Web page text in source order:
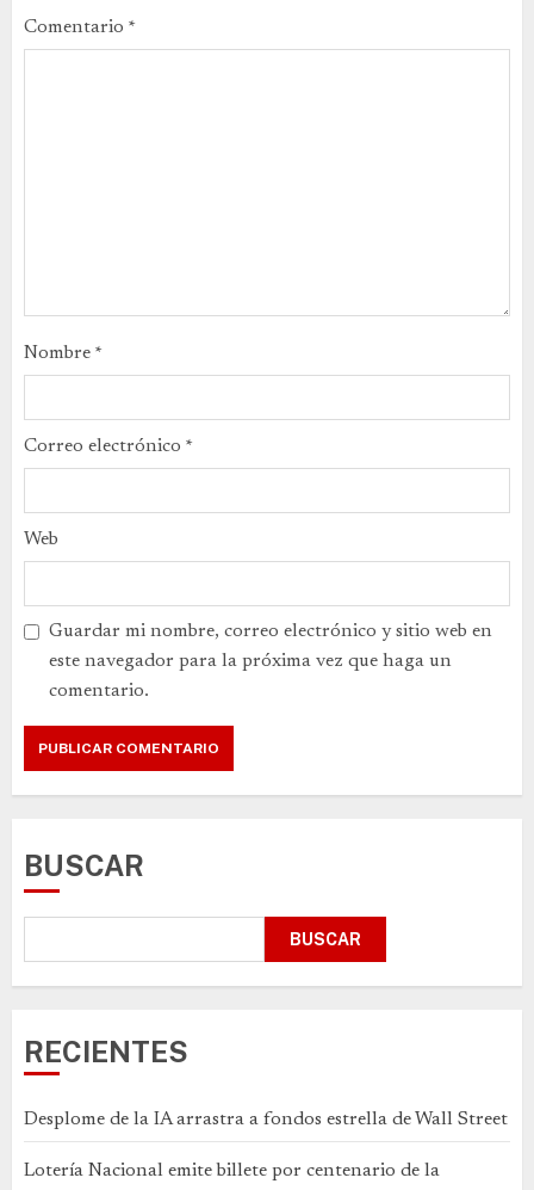
Comentario *
Nombre *
Correo electrónico *
Web
Guardar mi nombre, correo electrónico y sitio web en
este navegador para la próxima vez que haga un
comentario.
BUSCAR
BUSCAR
RECIENTES
Desplome de la IA arrastra a fondos estrella de Wall Street
Lotería Nacional emite billete por centenario de la